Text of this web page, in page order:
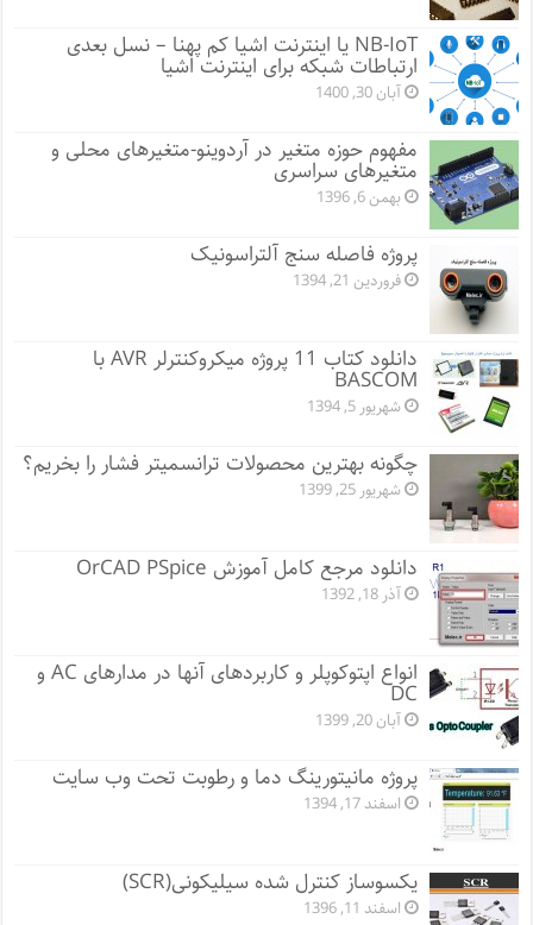
NB-IoT یا اینترنت اشیا کم پهنا – نسل بعدی
ارتباطات شبکه برای اینترنت اشیا
آبان 30, 1400
مفهوم حوزه متغیر در آردوینو-متغیرهای محلی و
متغیرهای سراسری
بهمن 6, 1396
پروژه فاصله سنج آلتراسونیک
فروردین 21, 1394
دانلود کتاب 11 پروژه میکروکنترلر AVR با
BASCOM
شهریور 5, 1394
چگونه بهترین محصولات ترانسمیتر فشار را بخریم؟
شهریور 25, 1399
دانلود مرجع کامل آموزش OrCAD PSpice
آذر 18, 1392
انواع اپتوکوپلر و کاربردهای آنها در مدارهای AC و
DC
آبان 20, 1399
پروژه مانيتورينگ دما و رطوبت تحت وب سایت
اسفند 17, 1394
یکسوساز کنترل شده سیلیکونی(SCR)
اسفند 11, 1396